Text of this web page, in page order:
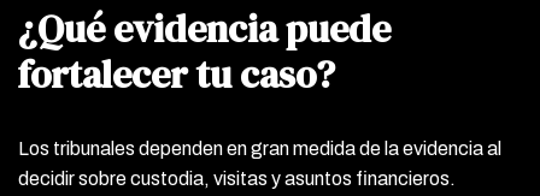
¿Qué evidencia puede
fortalecer tu caso?
Los tribunales dependen en gran medida de la evidencia al
decidir sobre custodia, visitas y asuntos financieros.